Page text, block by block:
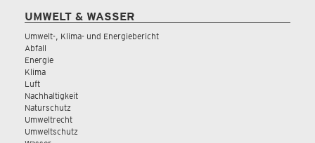
UMWELT & WASSER
Umwelt-, Klima- und Energiebericht
Abfall
Energie
Klima
Luft
Nachhaltigkeit
Naturschutz
Umweltrecht
Umweltschutz